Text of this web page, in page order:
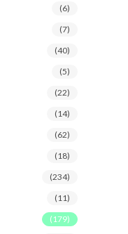
(6)
(7)
(40)
(5)
(22)
(14)
(62)
(18)
(234)
(11)
(179)